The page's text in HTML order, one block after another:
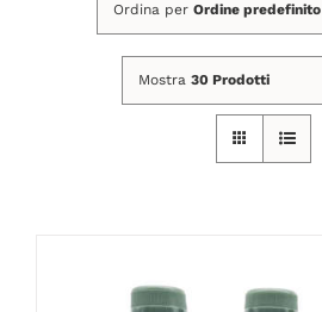
RIVENDITORIOrdina per Ordine predefinito
Mostra 30 Prodotti